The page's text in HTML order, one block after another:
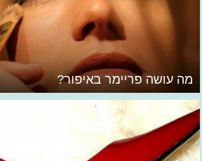
מה עושה פריימר באיפור?